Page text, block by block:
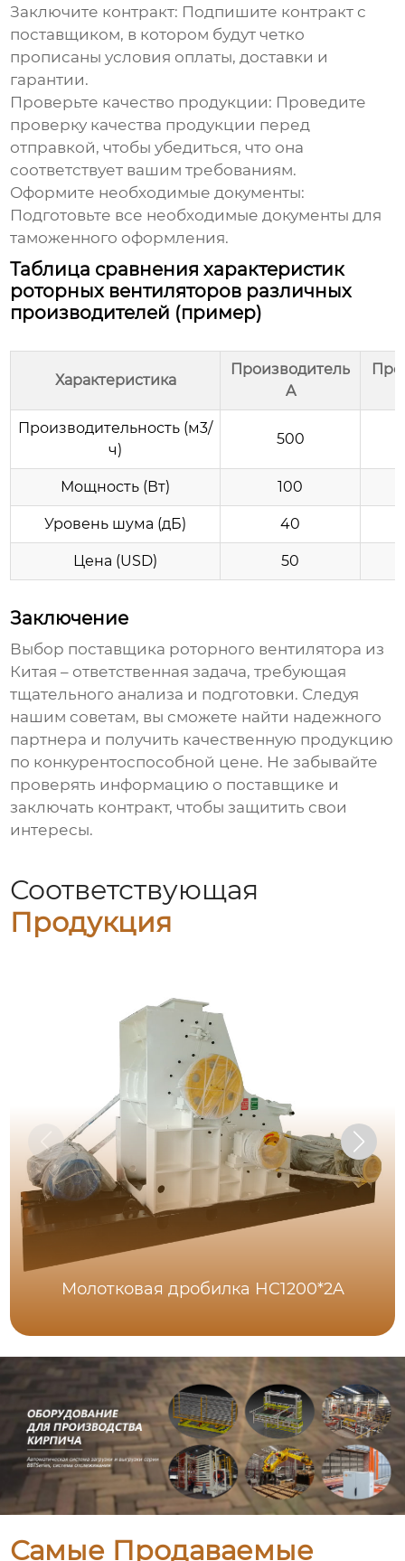
Заключите контракт: Подпишите контракт с
поставщиком, в котором будут четко
прописаны условия оплаты, доставки и
гарантии.
Проверьте качество продукции: Проведите
проверку качества продукции перед
отправкой, чтобы убедиться, что она
соответствует вашим требованиям.
Оформите необходимые документы:
Подготовьте все необходимые документы для
таможенного оформления.
Таблица сравнения характеристик
роторных вентиляторов различных
производителей (пример)
Характеристика
Производитель
A
Производительность (м3/
ч)
500
Мощность (Вт) 100
Уровень шума (дБ) 40
Цена (USD) 50
Заключение
Выбор поставщика роторного вентилятора из
Китая – ответственная задача, требующая
тщательного анализа и подготовки. Следуя
нашим советам, вы сможете найти надежного
партнера и получить качественную продукцию
по конкурентоспособной цене. Не забывайте
проверять информацию о поставщике и
заключать контракт, чтобы защитить свои
интересы.
Соответствующая
Продукция
Молотковая дробилка HC1200*2A
Самые Продаваемые